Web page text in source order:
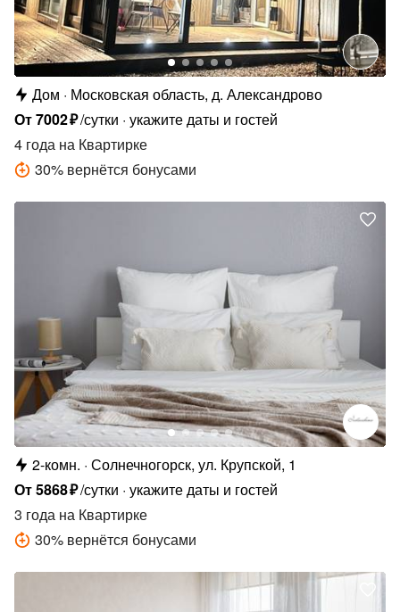
Дом
Московская область, д. Александрово
От7002₽/сутки укажите даты и гостей
4 года на Квартирке
30% вернётся бонусами
2-комн. Солнечногорск, ул. Крупской, 1
От5868₽/сутки укажите даты и гостей
3 года на Квартирке
30% вернётся бонусами